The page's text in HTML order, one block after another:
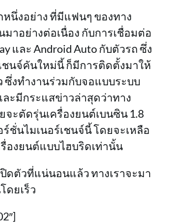
หนึ่งอย่าง ที่มีแฟนๆ ของทาง
มาอย่างต่อเนื่อง กับการเชื่อมต่อ
และ Android Auto กับตัวรถ ซึ่ง
เชนจ์คันใหม่นี้ ก็มีการติดตั้งมาให้
ซึ่งทำงานร่วมกับจอแบบระบบ
ะมีกระแสข่าวล่าสุดว่าทาง
จะตัดรุ่นเครื่องยนต์เบนซิน 1.8
ชั่นไมเนอร์เชนจ์นี้ โดยจะเหลือ
รื่องยนต์แบบไฮบริดเท่านั้น
ดตัวที่แน่นอนแล้ว ทางเราจะมา
ดยเร็ว